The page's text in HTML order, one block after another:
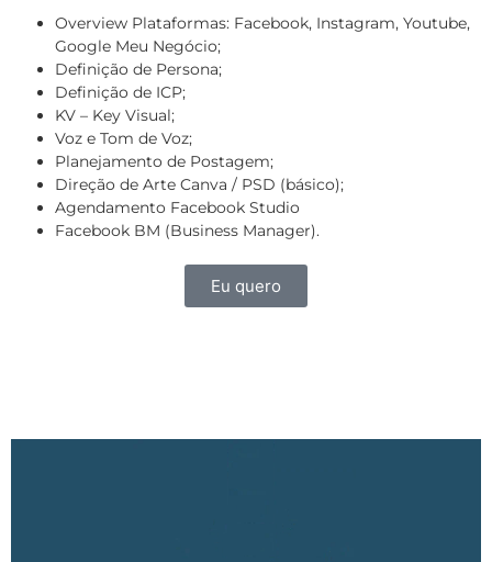
Overview Plataformas: Facebook, Instagram, Youtube,
Google Meu Negócio;
Definição de Persona;
Definição de ICP;
KV – Key Visual;
Voz e Tom de Voz;
Planejamento de Postagem;
Direção de Arte Canva / PSD (básico);
Agendamento Facebook Studio
Facebook BM (Business Manager).
Eu quero